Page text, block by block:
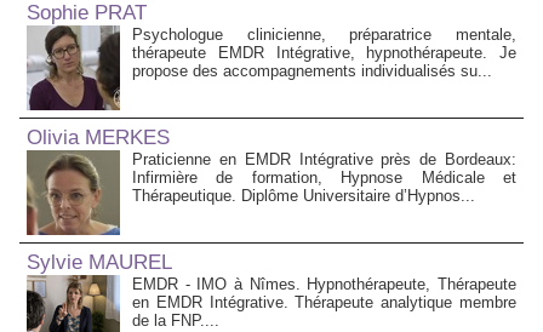
Sophie PRAT
Psychologue clinicienne, préparatrice mentale,
thérapeute EMDR Intégrative, hypnothérapeute. Je
propose des accompagnements individualisés su...
Olivia MERKES
Praticienne en EMDR Intégrative près de Bordeaux:
Infirmière de formation, Hypnose Médicale et
Thérapeutique. Diplôme Universitaire d’Hypnos...
Sylvie MAUREL
EMDR - IMO à Nîmes. Hypnothérapeute, Thérapeute
en EMDR Intégrative. Thérapeute analytique membre
de la FNP....